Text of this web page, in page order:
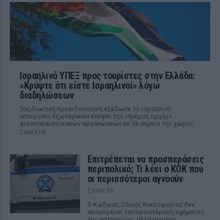
Ισραηλινό ΥΠΕΞ προς τουρίστες στην Ελλάδα:
«Κρύψτε ότι είστε Ισραηλινοί» λόγω
διαδηλώσεων
Ταξιδιωτική προειδοποίηση εξέδωσε το ισραηλινό
υπουργείο Εξωτερικών ενόψει της «ημέρας οργής»
φιλοπαλαιστινιακών οργανώσεων σε 36 σημεία της χώρας.
ΣΉΜΕΡΑ
Επιτρέπεται να προσπεράσεις
περιπολικό; Τι λέει ο ΚΟΚ που
οι περισσότεροι αγνοούν
ΣΉΜΕΡΑ
Ο Κώδικας Οδικής Κυκλοφορίας δεν
απαγορεύει την προσπέραση οχήματος